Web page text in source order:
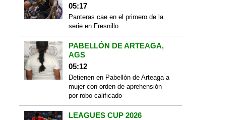
05:17
Panteras cae en el primero de la
serie en Fresnillo
PABELLÓN DE ARTEAGA,
AGS
05:12
Detienen en Pabellón de Arteaga a
mujer con orden de aprehensión
por robo calificado
LEAGUES CUP 2026